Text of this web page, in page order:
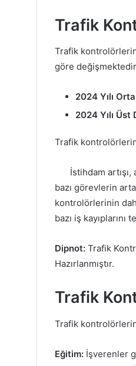
Trafik
Trafik
göre
2024 Yılı
2024 Yılı Üst
Trafik
İstihdam
bazı görevlerin
kontrolörlerinin
bazı iş
Dipnot: Trafik
Hazırlanmıştır.
Trafik
Trafik
Eğitim: İşverenler